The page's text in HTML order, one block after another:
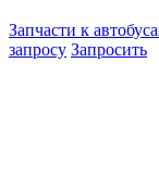
Запчасти к
запросу Запросить